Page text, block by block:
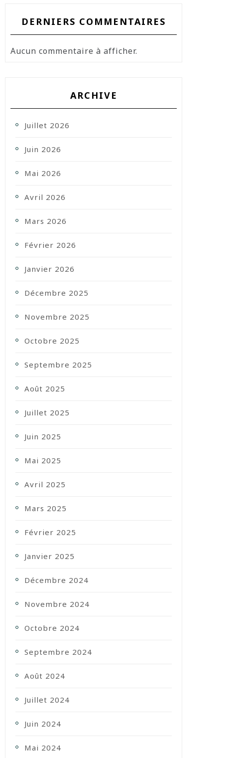
DERNIERS COMMENTAIRES
Aucun commentaire à afficher.
ARCHIVE
Juillet 2026
Juin 2026
Mai 2026
Avril 2026
Mars 2026
Février 2026
Janvier 2026
Décembre 2025
Novembre 2025
Octobre 2025
Septembre 2025
Août 2025
Juillet 2025
Juin 2025
Mai 2025
Avril 2025
Mars 2025
Février 2025
Janvier 2025
Décembre 2024
Novembre 2024
Octobre 2024
Septembre 2024
Août 2024
Juillet 2024
Juin 2024
Mai 2024